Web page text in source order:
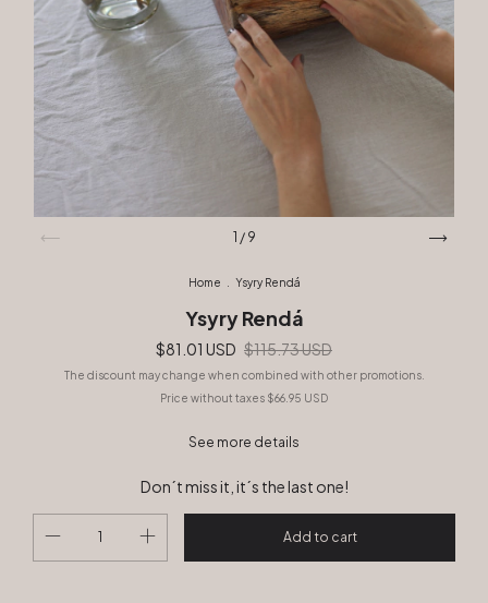
1 / 9
Home Ysyry Rendá
Ysyry Rendá
$81.01 USD $115.73 USD
The discount may change when combined with other promotions.
Price without taxes $66.95 USD
See more details
Don´t miss it, it´s the last one!